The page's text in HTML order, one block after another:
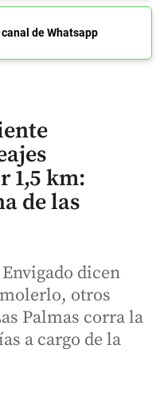
de Whatsapp
1,5 km:
de las
dicen
otros
Palmas corra la
a cargo de la